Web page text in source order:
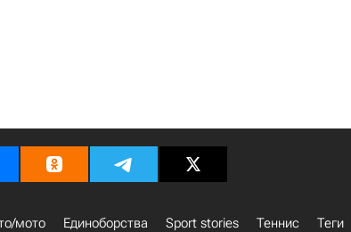
мото Единоборства Sport stories Теннис Теги